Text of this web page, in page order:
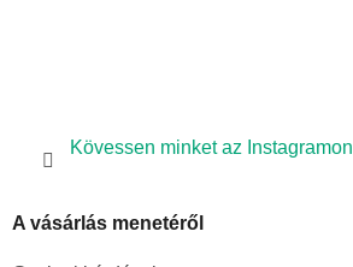
Kövessen minket az Instagramon
A vásárlás menetéről